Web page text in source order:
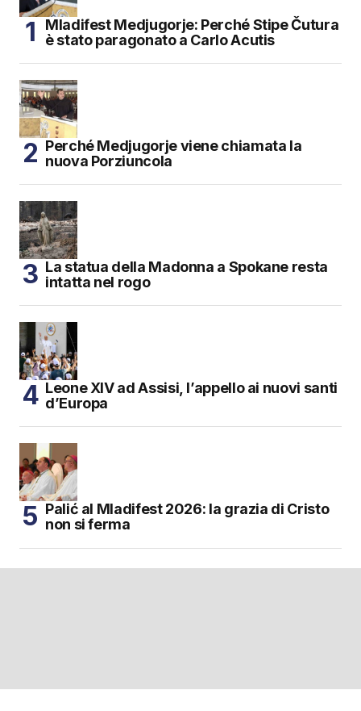
Mladifest Medjugorje: Perché Stipe Čutura
è stato paragonato a Carlo Acutis
Perché Medjugorje viene chiamata la
nuova Porziuncola
La statua della Madonna a Spokane resta
intatta nel rogo
Leone XIV ad Assisi, l’appello ai nuovi santi
d’Europa
Palić al Mladifest 2026: la grazia di Cristo
non si ferma